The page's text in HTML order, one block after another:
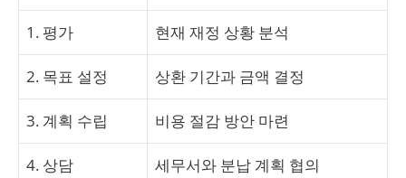
1. 평가 현재 재정 상황 분석
2. 목표 설정 상환 기간과 금액 결정
3. 계획 수립 비용 절감 방안 마련
4. 상담 세무서와 분납 계획 협의